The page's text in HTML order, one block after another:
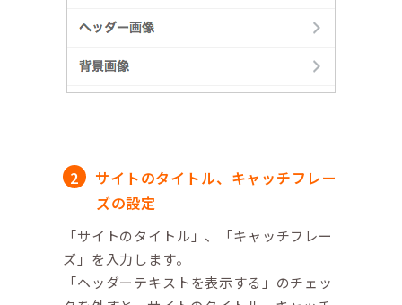
サイトのタイトル、キャッチフレー
ズの設定
「サイトのタイトル」、「キャッチフレー
ズ」を入力します。
「ヘッダーテキストを表示する」のチェッ